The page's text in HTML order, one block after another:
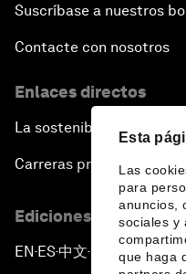
Esta
Las
para
anuncios,
sociales y
que haga
Suscríbase a nuestros
Contacte con nosotros
Enlaces directos
La sostenibilidad en el
Carreras profesionales
Ediciones en otros
EN ▪ES▪中文▪ 日本語